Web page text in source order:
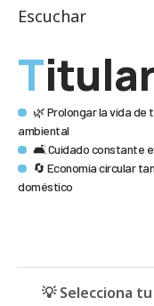
Escuchar
🌿 Prolongar la vida de
ambiental
🛋️ Cuidado constante
🔄 Economía circular
doméstico
💡 Selecciona